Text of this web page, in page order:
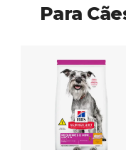
Para